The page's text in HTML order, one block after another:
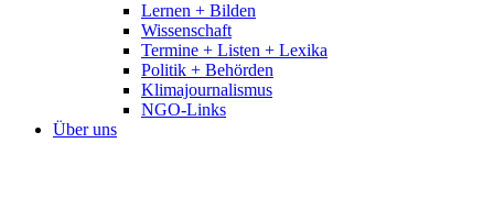
Lernen + Bilden
Wissenschaft
Termine + Listen + Lexika
Politik + Behörden
Klimajournalismus
NGO-Links
Über uns